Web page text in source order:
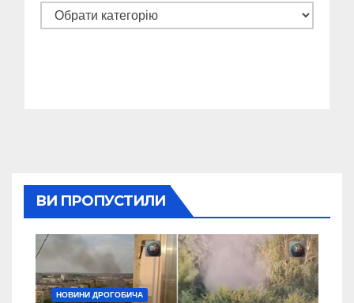
Категорії
ВИ ПРОПУСТИЛИ
НОВИНИ ДРОГОБИЧА